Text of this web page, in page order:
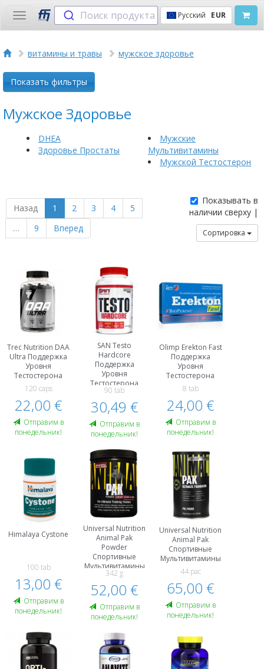
Toggle
navigation
Поиск продукта Русский EUR
витамины и травы мужское здоровье
Показать фильтры
Мужское Здоровье
DHEA
Здоровье Простаты
Мужские
Мультивитамины
Мужской Тестостерон
Назад 1 2 3 4
5
…
9 Вперед
Показывать в
наличии сверху |
Сортировка
Trec Nutrition DAA
Ultra Поддержка
Уровня
Тестостерона
120 caps
22,00 €
Oтправим в
понедельник!
SAN Testo
Hardcore
Поддержка
Уровня
Тестостерона
90 tab
30,49 €
Oтправим в
понедельник!
Olimp Erekton Fast
Поддержка
Уровня
Тестостерона
8 tab
24,00 €
Oтправим в
понедельник!
Himalaya Cystone
100 tab
13,00 €
Oтправим в
понедельник!
Universal Nutrition
Animal Pak
Powder
Спортивные
Мультивитамины
342 g
52,00 €
Oтправим в
понедельник!
Universal Nutrition
Animal Pak
Спортивные
Мультивитамины
44 paс
65,00 €
Oтправим в
понедельник!